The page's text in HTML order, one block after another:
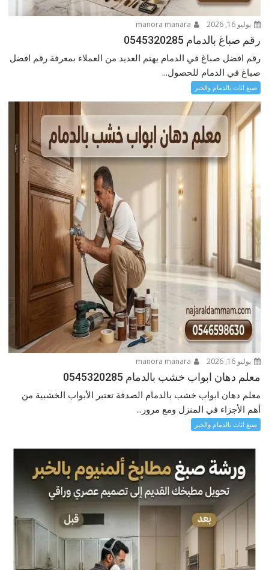
يوليو 16, 2026
رقم صباغ بالدمام 0545320285
رقم افضل صباغ في الدمام يهتم العديد من العملاء بمعرفة رقم افضل
صباغ في الدمام للحصول...
صبغ اثاث بالدمام والخبر
يوليو 16, 2026
معلم دهان ابواب خشب بالدمام 0545320285
معلم دهان ابواب خشب بالدمام الصدفة ‏تعتبر الأبواب الخشبية من
أهم الأجزاء في المنزل ومع مرور...
صبغ اثاث بالدمام والخبر